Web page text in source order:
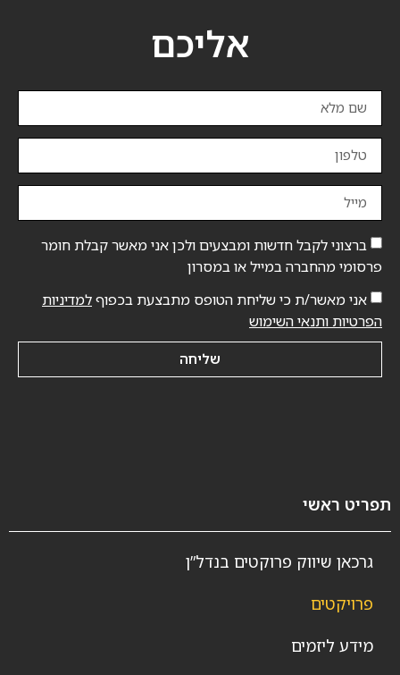
אליכם
ברצוני לקבל חדשות ומבצעים ולכן אני מאשר קבלת חומר
פרסומי מהחברה במייל או במסרון
אני מאשר/ת כי שליחת הטופס מתבצעת בכפוףלמדיניות
הפרטיות ותנאי השימוש
שליחה
תפריט ראשי
גרכאן שיווק פרוקטים בנדל”ן
פרויקטים
מידע ליזמים